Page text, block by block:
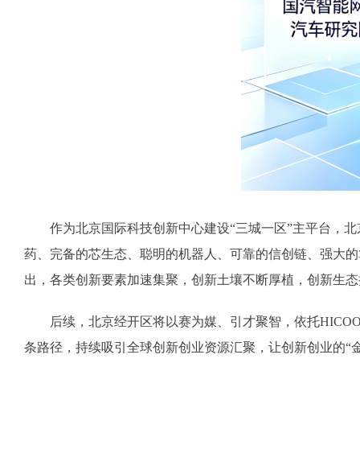
作为北京国际科技创新中心建设“三城一区”主平台，北
药、完备的芯生态、聪明的机器人、可靠的信创链、强大
出，各类创新要素加速集聚，创新土壤不断厚植，创新生
后续，北京经开区将以赛为媒、引才聚智，依托
条路径，持续吸引全球创新创业资源汇聚，让创新创业的